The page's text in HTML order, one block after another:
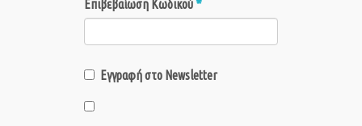
Επιβεβαίωση Κωδικού*
Εγγραφή στο Newsletter